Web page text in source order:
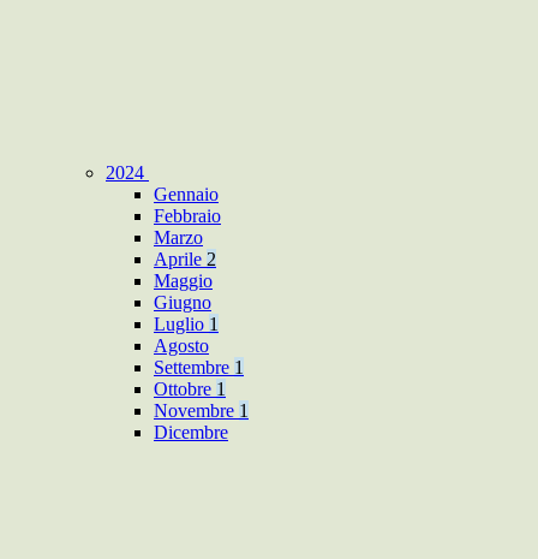
2024
Gennaio
Febbraio
Marzo
Aprile 2
Maggio
Giugno
Luglio 1
Agosto
Settembre 1
Ottobre 1
Novembre 1
Dicembre